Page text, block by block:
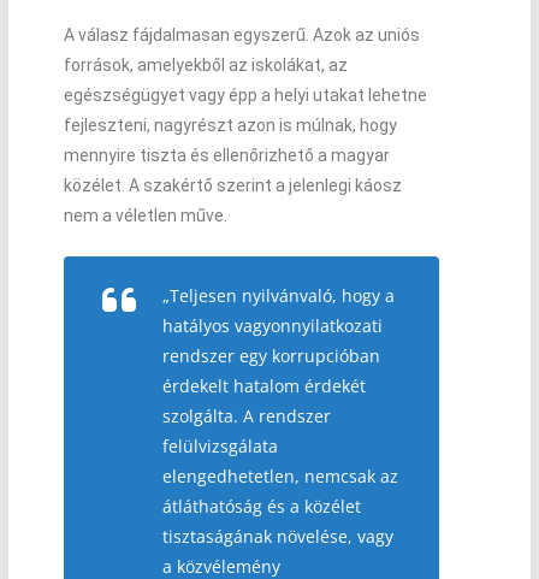
A válasz fájdalmasan egyszerű. Azok az uniós
források, amelyekből az iskolákat, az
egészségügyet vagy épp a helyi utakat lehetne
fejleszteni, nagyrészt azon is múlnak, hogy
mennyire tiszta és ellenőrizhető a magyar
közélet. A szakértő szerint a jelenlegi káosz
nem a véletlen műve.
„Teljesen nyilvánvaló, hogy a
hatályos vagyonnyilatkozati
rendszer egy korrupcióban
érdekelt hatalom érdekét
szolgálta. A rendszer
felülvizsgálata
elengedhetetlen, nemcsak az
átláthatóság és a közélet
tisztaságának növelése, vagy
a közvélemény